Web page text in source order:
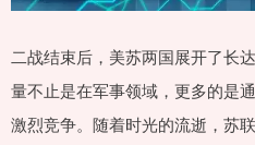
二战结束后，美苏两国展开了长
量不止是在军事领域，更多的是
激烈竞争。随着时光的流逝，苏